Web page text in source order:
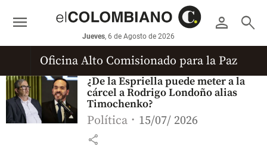
económicos
Colombia
person search
Jueves, 6 de Agosto de 2026
menu
Oficina Alto Comisionado para la Paz
¿De la Espriella puede meter a la
cárcel a Rodrigo Londoño alias
Timochenko?
Política 15/07/ 2026
share